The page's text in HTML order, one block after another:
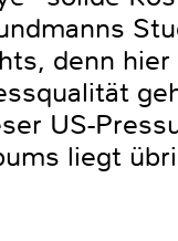
denn
US-
liegt